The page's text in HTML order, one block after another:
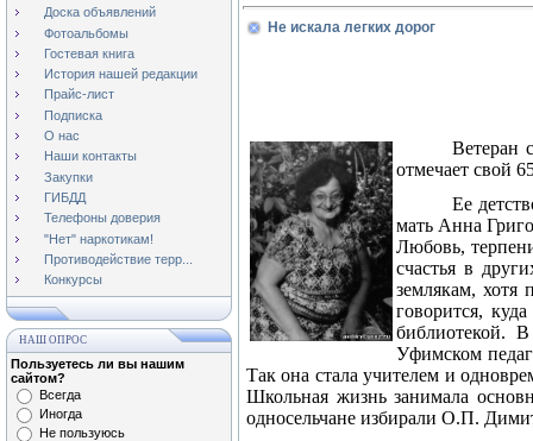
Доска объявлений
Фотоальбомы
Гостевая книга
История нашей редакции
Прайс-лист
Подписка
О нас
Наши контакты
Закупки
ГИБДД
Телефоны доверия
"Нет" наркотикам!
Противодействие терр...
Конкурсы
НАШ ОПРОС
Пользуетесь ли вы нашим
сайтом?
Всегда
Иногда
Не пользуюсь
Не искала легких дорог
Ветеран
отмечает свой
Ее
мать Анна
Любовь,
счастья в
землякам, хотя
говорится,
библиотекой.
Уфимском
Так она стала учителем и
Школьная жизнь занимала
односельчане избирали О.П.